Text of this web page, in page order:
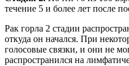
течение 5 и более лет после
Рак горла 2 стадии
откуда он начался. При
голосовые связки, и они не
распространился на